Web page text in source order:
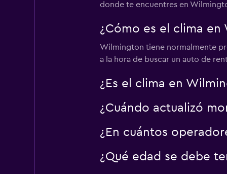
donde te encuentres en
¿Cómo es el clima
Wilmington tiene normalmente
a la hora de buscar un auto de
¿Es el clima en
¿Cuándo actualizó
¿En cuántos
¿Qué edad se debe